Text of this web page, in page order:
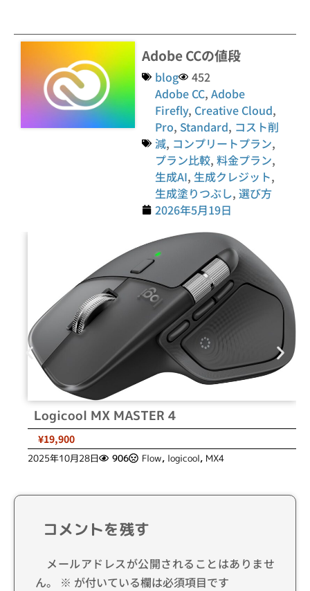
Adobe CCの値段
blog
452
Adobe CC,Adobe
Firefly, Creative Cloud,
Pro, Standard, コスト削
減, コンプリートプラン,
プラン比較,料金プラン,
生成AI, 生成クレジット,
生成塗りつぶし,選び方
2026年5月19日
Logicool MX MASTER 4
¥19,900
2025年10月28日 906 Flow, logicool, MX4
コメントを残す
メールアドレスが公開されることはありませ
ん。
※ が付いている欄は必須項目です